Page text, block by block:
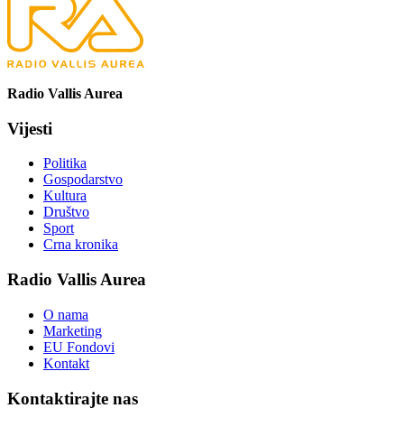
Radio Vallis Aurea
Vijesti
Politika
Gospodarstvo
Kultura
Društvo
Sport
Crna kronika
Radio Vallis Aurea
O nama
Marketing
EU Fondovi
Kontakt
Kontaktirajte nas